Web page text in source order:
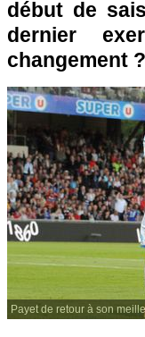
début de
dernier
changement
Payet de retour à son